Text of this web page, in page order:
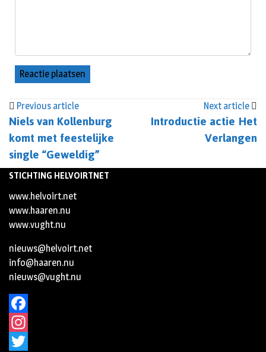
Previous article
Niels van Kollenburg
komt met feestelijke
single “Geweldig”
Next article
Introductie actie Het
Verlangen
STICHTING HELVOIRTNET
www.helvoirt.net
www.haaren.nu
www.vught.nu
nieuws@helvoirt.net
info@haaren.nu
nieuws@vught.nu
Facebook
Instagram